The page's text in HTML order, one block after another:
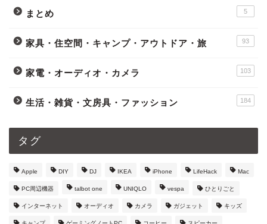
まとめ 5
家具・住空間・キャンプ・アウトドア・旅 93
家電・オーディオ・カメラ 103
生活・雑貨・文房具・ファッション 184
タグ
Apple DIY DJ IKEA iPhone LifeHack Mac
PC周辺機器 talbot one UNIQLO vespa ひとりごと
インターネット オーディオ カメラ ガジェット キッズ